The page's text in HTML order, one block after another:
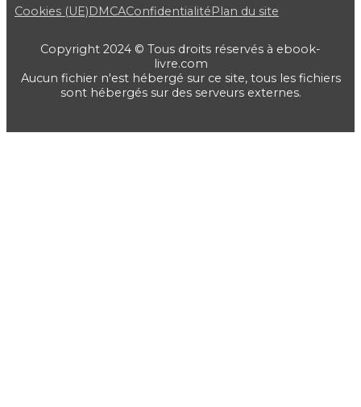
Cookies (UE)DMCAConfidentialitéPlan du site
Copyright 2024 © Tous droits réservés à ebook-
livre.com
Aucun fichier n'est hébergé sur ce site, tous les fichiers
sont hébergés sur des serveurs externes.